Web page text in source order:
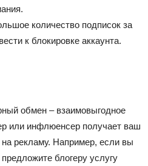
количество подписок за
к блокировке аккаунта.
обмен – взаимовыгодное
или инфлюенсер получает ваш
рекламу. Например, если вы
блогеру услугу